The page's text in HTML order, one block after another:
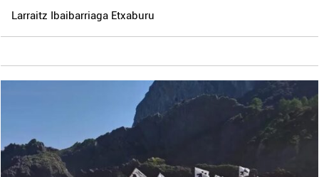
Larraitz Ibaibarriaga Etxaburu